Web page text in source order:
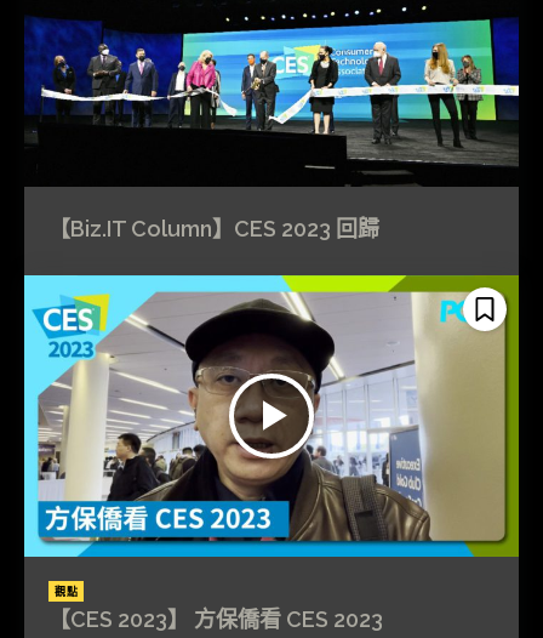
【Biz.IT Column】CES 2023 回歸
觀點
【CES 2023】 方保僑看 CES 2023